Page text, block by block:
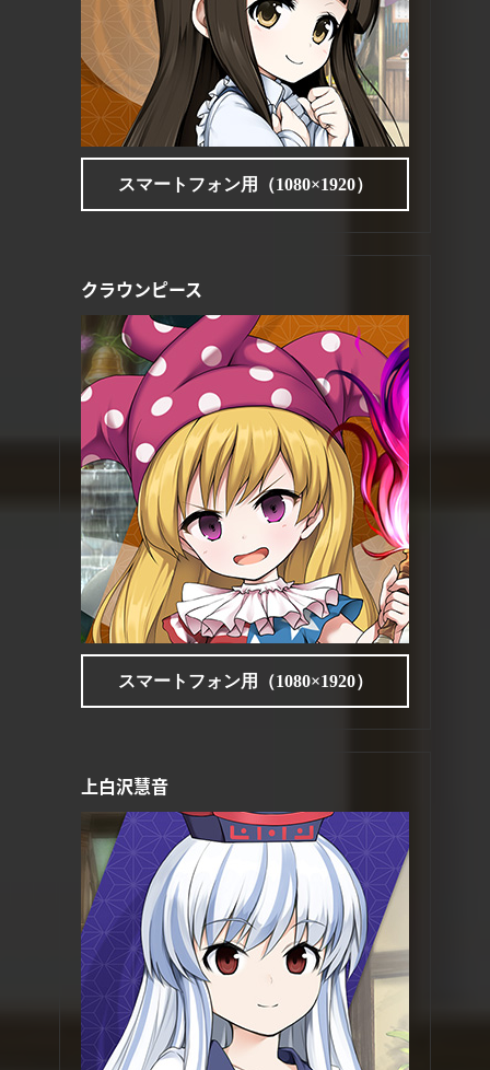
スマートフォン用（1080×1920）
クラウンピース
スマートフォン用（1080×1920）
上白沢慧音